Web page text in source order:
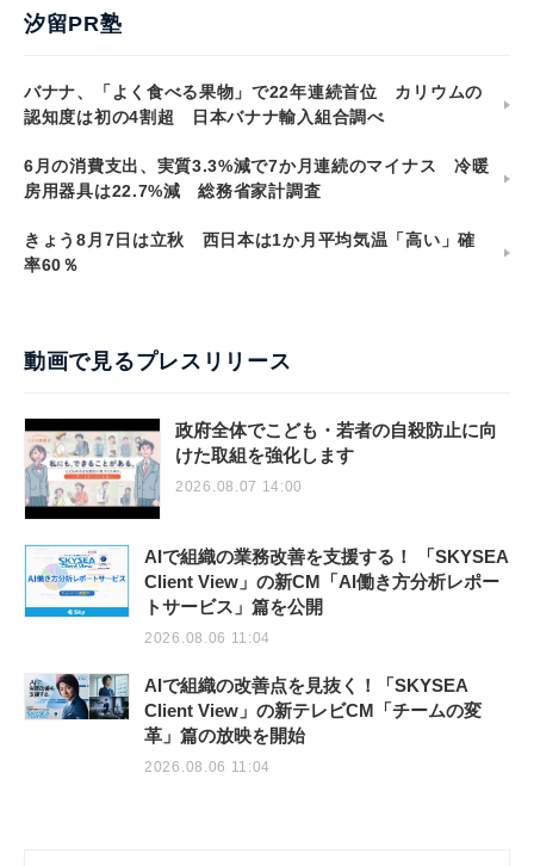
汐留PR塾
バナナ、「よく食べる果物」で22年連続首位 カリウムの
認知度は初の4割超 日本バナナ輸入組合調べ
6月の消費支出、実質3.3%減で7か月連続のマイナス 冷暖
房用器具は22.7%減 総務省家計調査
きょう8月7日は立秋 西日本は1か月平均気温「高い」確
率60％
動画で見るプレスリリース
政府全体でこども・若者の自殺防止に向
けた取組を強化します
2026.08.07 14:00
AIで組織の業務改善を支援する！ 「SKYSEA
Client View」の新CM「AI働き方分析レポー
トサービス」篇を公開
2026.08.06 11:04
AIで組織の改善点を見抜く！「SKYSEA
Client View」の新テレビCM「チームの変
革」篇の放映を開始
2026.08.06 11:04